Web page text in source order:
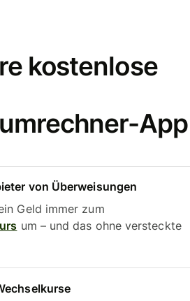
kostenlose
App
von Überweisungen
Geld immer zum
um – und das ohne versteckte